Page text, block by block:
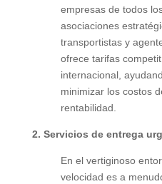
empresas de todos
asociaciones
transportistas y
ofrece tarifas
internacional,
minimizar los costos
rentabilidad.
2. Servicios de entrega
En el vertiginoso
velocidad es a